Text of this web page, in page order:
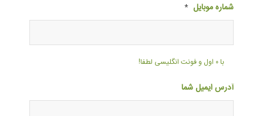
شماره موبایل *
با ۰ اول و فونت انگلیسی لطفا!
آدرس ایمیل شما